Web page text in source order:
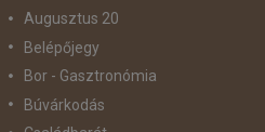
Augusztus 20
Belépőjegy
Bor - Gasztronómia
Búvárkodás